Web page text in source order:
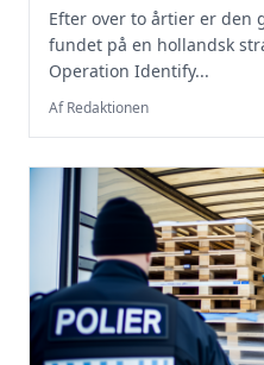
Efter over to årtier er den
fundet på en hollandsk
Operation Identify...
Af Redaktionen